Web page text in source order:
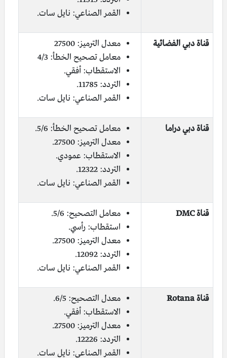
القمر الصناعي: نايل سات.
قناة دبي الفضائية
معدل الترميز: 27500
معامل تصحيح الخطأ: 4/3
الاستقطاب: أفقي.
التردد: 11785.
القمر الصناعي: نايل سات.
قناة دبي دراما
معامل تصحيح الخطأ: 5/6.
معدل الترميز: 27500.
الاستقطاب: عمودي.
التردد: 12322.
القمر الصناعي: نايل سات.
قناة DMC
معامل التصحيح: 5/6.
استقطاب: رأسي.
معدل الترميز: 27500.
التردد: 12092.
القمر الصناعي: نايل سات.
قناة Rotana
معدل التصحيح: 6/5.
الاستقطاب: أفقي.
معدل الترميز: 27500.
التردد: 12226.
القمر الصناعي: نايل سات.